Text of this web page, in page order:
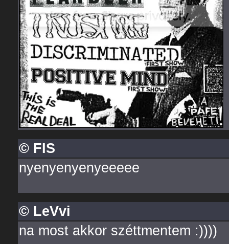
© FIS
nyenyenyenyeeeee
© LeVvi
na most akkor széttmentem :))))